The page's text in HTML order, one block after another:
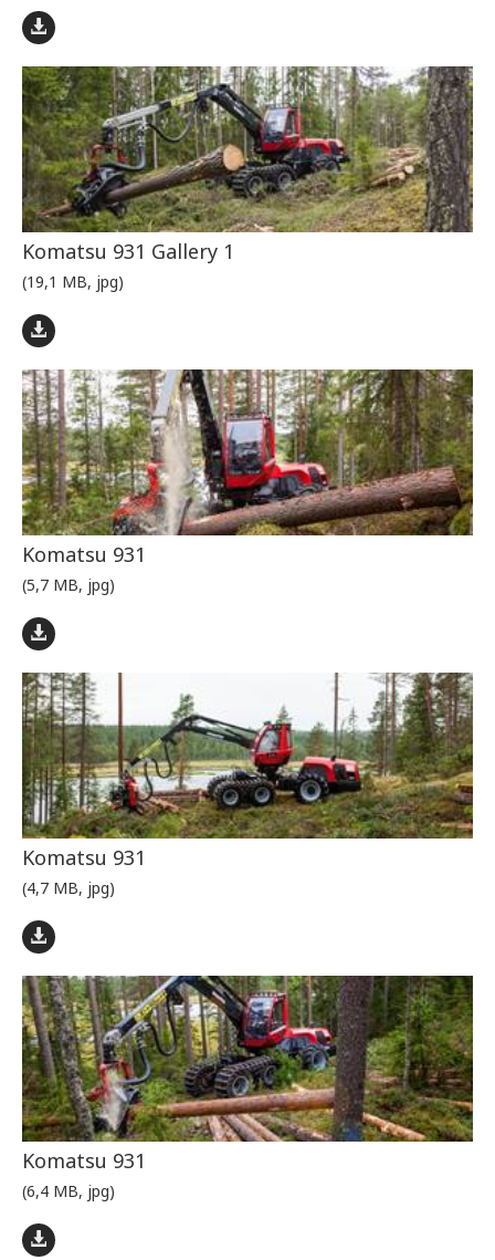
Komatsu 931 Gallery 1
(19,1 MB, jpg)
Komatsu 931
(5,7 MB, jpg)
Komatsu 931
(4,7 MB, jpg)
Komatsu 931
(6,4 MB, jpg)